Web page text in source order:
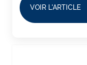
VOIR L'ARTICLE